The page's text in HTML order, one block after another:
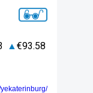
93.58